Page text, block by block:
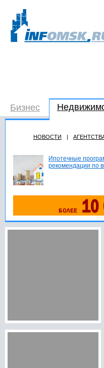
Бизнес
НОВОСТИ |
Ипотечные
рекомендации по